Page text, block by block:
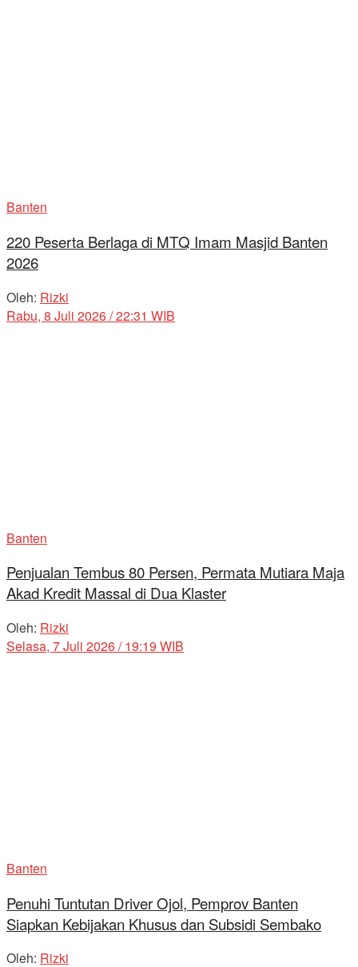
Banten
220 Peserta Berlaga di MTQ Imam Masjid Banten
2026
Oleh: Rizki
Rabu, 8 Juli 2026 / 22:31 WIB
Banten
Penjualan Tembus 80 Persen, Permata Mutiara Maja
Akad Kredit Massal di Dua Klaster
Oleh: Rizki
Selasa, 7 Juli 2026 / 19:19 WIB
Banten
Penuhi Tuntutan Driver Ojol, Pemprov Banten
Siapkan Kebijakan Khusus dan Subsidi Sembako
Oleh: Rizki